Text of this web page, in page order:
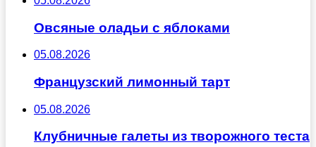
Овсяные оладьи с яблоками
05.08.2026
Французский лимонный тарт
05.08.2026
Клубничные галеты из творожного теста